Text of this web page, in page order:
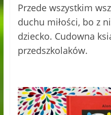
Przede wszystkim
duchu miłości, bo z
dziecko. Cudowna
przedszkolaków.